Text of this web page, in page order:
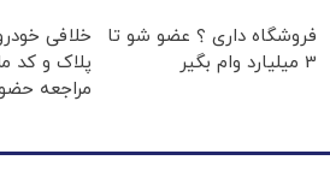
فروشگاه داری ؟ عضو شو تا
3 میلیارد وام بگیر
خلافی
پلاک و کد
مراجعه